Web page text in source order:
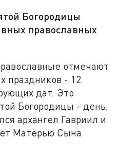
Богородицы
православных
отмечают
праздников - 12
дат. Это
Богородицы - день,
архангел Гавриил и
Матерью Сына